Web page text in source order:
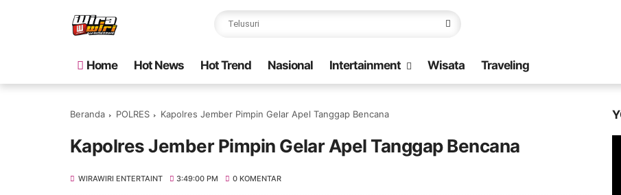
Home Hot News Hot Trend Nasional Intertainment Wisata Traveling
Beranda POLRES Kapolres Jember Pimpin Gelar Apel Tanggap Bencana
Kapolres Jember Pimpin Gelar Apel Tanggap Bencana
WIRAWIRI ENTERTAINT 3:49:00 PM 0 KOMENTAR